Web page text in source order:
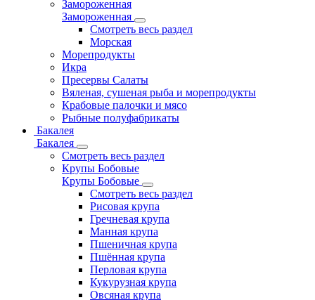
Замороженная
Замороженная
Смотреть весь раздел
Морская
Морепродукты
Икра
Пресервы Салаты
Вяленая, сушеная рыба и морепродукты
Крабовые палочки и мясо
Рыбные полуфабрикаты
Бакалея
Бакалея
Смотреть весь раздел
Крупы Бобовые
Крупы Бобовые
Смотреть весь раздел
Рисовая крупа
Гречневая крупа
Манная крупа
Пшеничная крупа
Пшённая крупа
Перловая крупа
Кукурузная крупа
Овсяная крупа